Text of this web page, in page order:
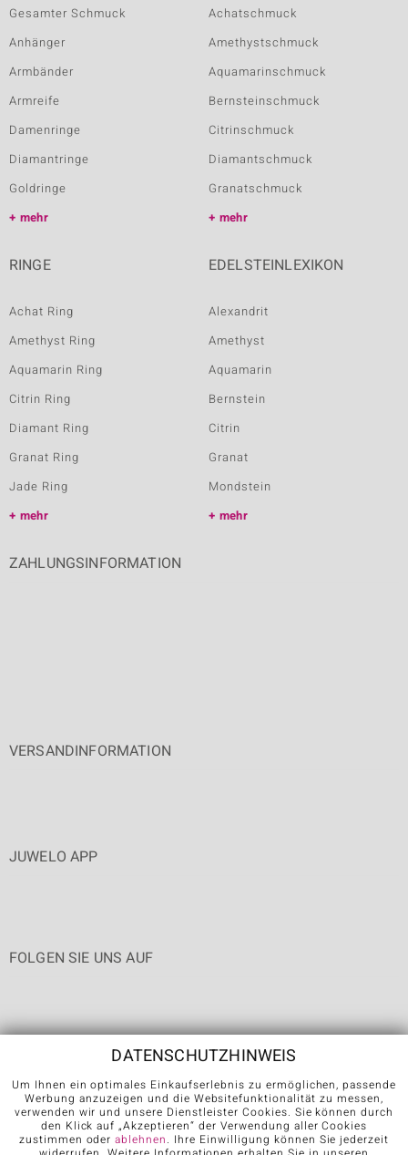
Gesamter Schmuck
Anhänger
Armbänder
Armreife
Damenringe
Diamantringe
Goldringe
mehr
Achatschmuck
Amethystschmuck
Aquamarinschmuck
Bernsteinschmuck
Citrinschmuck
Diamantschmuck
Granatschmuck
mehr
RINGE
Achat Ring
Amethyst Ring
Aquamarin Ring
Citrin Ring
Diamant Ring
Granat Ring
Jade Ring
mehr
EDELSTEINLEXIKON
Alexandrit
Amethyst
Aquamarin
Bernstein
Citrin
Granat
Mondstein
mehr
ZAHLUNGSINFORMATION
VERSANDINFORMATION
JUWELO APP
FOLGEN SIE UNS AUF
Karriere AGB Datenschutz Cookies Impressum
Kontakt
Vertrag widerrufen
DATENSCHUTZHINWEIS
Um Ihnen ein optimales Einkaufserlebnis zu ermöglichen, passende
Werbung anzuzeigen und die Websitefunktionalität zu messen,
verwenden wir und unsere Dienstleister Cookies. Sie können durch
den Klick auf „Akzeptieren“ der Verwendung aller Cookies
zustimmen oderablehnen. Ihre Einwilligung können Sie jederzeit